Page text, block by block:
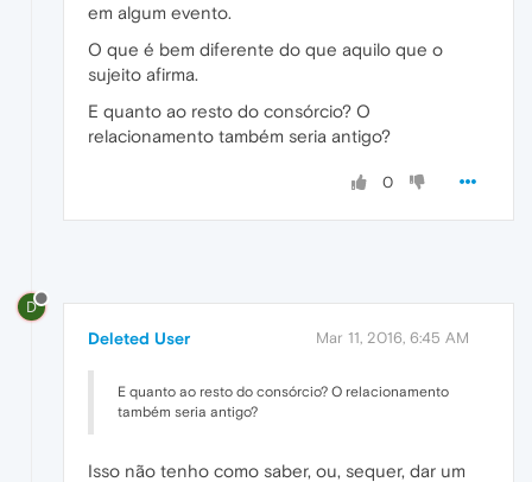
em algum evento.
O que é bem diferente do que aquilo que o
sujeito afirma.
E quanto ao resto do consórcio? O
relacionamento também seria antigo?
0
D
Deleted User Mar 11, 2016, 6:45 AM
E quanto ao resto do consórcio? O relacionamento
também seria antigo?
Isso não tenho como saber, ou, sequer, dar um